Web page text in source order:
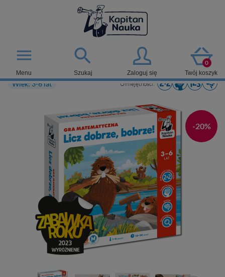

Szukaj Zaloguj się
0
Twój koszyk
menu
Menu
Wiek: 3-6 lat Umiejętności:
-20%